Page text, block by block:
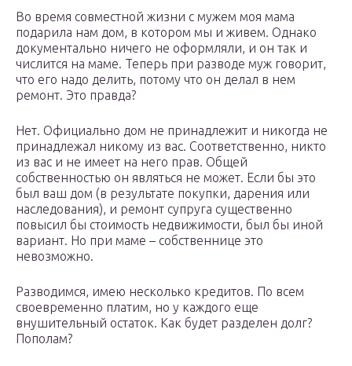
Во время совместной жизни с мужем моя мама
подарила нам дом, в котором мы и живем. Однако
документально ничего не оформляли, и он так и
числится на маме. Теперь при разводе муж говорит,
что его надо делить, потому что он делал в нем
ремонт. Это правда?
Нет. Официально дом не принадлежит и никогда не
принадлежал никому из вас. Соответственно, никто
из вас и не имеет на него прав. Общей
собственностью он являться не может. Если бы это
был ваш дом (в результате покупки, дарения или
наследования), и ремонт супруга существенно
повысил бы стоимость недвижимости, был бы иной
вариант. Но при маме – собственнице это
невозможно.
Разводимся, имею несколько кредитов. По всем
своевременно платим, но у каждого еще
внушительный остаток. Как будет разделен долг?
Пополам?